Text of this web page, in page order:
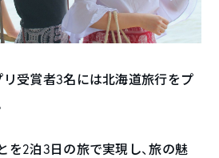
受賞者3名には北海道旅行をプ
を2泊3日の旅で実現し、旅の魅